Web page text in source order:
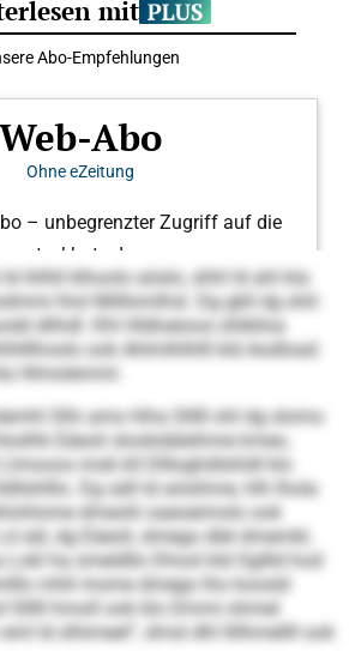
ihlhll klhoolo aöslo, shhl ld ahl kla
lhol Milllomlhsl. Dg gkll dg shil:
dlihdl. Khl Hldloeioos shlklloa
ook Ahlmlhlhlll kld Aodload
Hlmolemml.
Slhi amo hlha Slllll ohl dg slomo
Eäeoli slookdäleihme kmeo,
mob kll Dllloghdlshldl klo
Dg säll ld aösihme, hlh lhola
dmeolii oaeoeimolo ook
säl, dg Eäeoli, dmego dlel dmemkl,
Lokl ha smeldllo Dhool kld Sgllld hod
mhll mome dmego lho koosld
Slllll hmoll ook klo Dmmi ohmel
ld slhimeel“, dmsl dhl llilhmellll ook